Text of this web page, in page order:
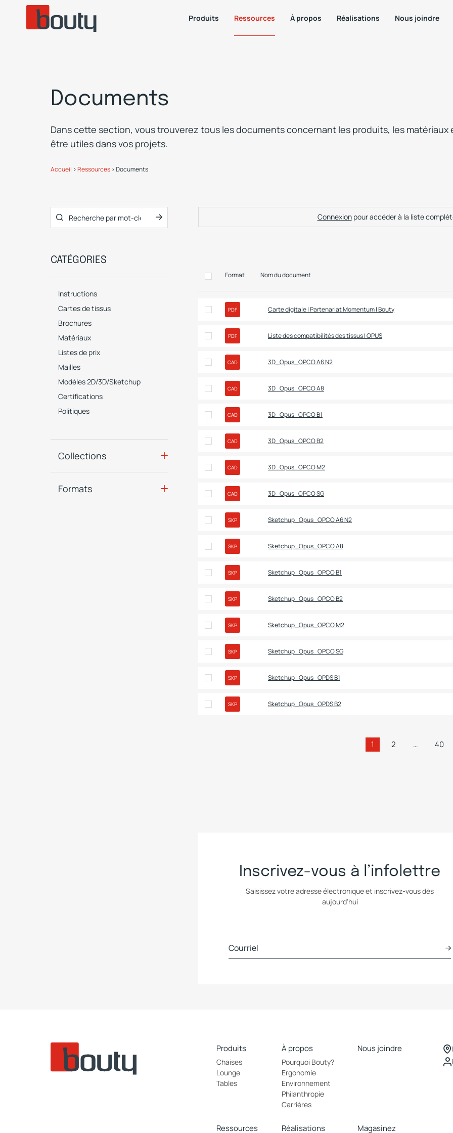
Produits Ressources À propos Réalisations Nous joindre
Documents
Dans cette section, vous trouverez tous les documents concernant les produits, les matériaux
être utiles dans vos projets.
Accueil >Ressources >Documents
CATÉGORIES
Instructions
Cartes de tissus
Brochures
Matériaux
Listes de prix
Mailles
Modèles 2D/3D/Sketchup
Certifications
Politiques
Collections
Formats
Connexionpour accéder à la liste
Format Nom du document
PDF Carte digitale | Partenariat Momentum | Bouty
PDF Liste des compatibilités des tissus | OPUS
CAD 3D_Opus_OPCO A6 N2
CAD 3D_Opus_OPCO A8
CAD 3D_Opus_OPCO B1
CAD 3D_Opus_OPCO B2
CAD 3D_Opus_OPCO M2
CAD 3D_Opus_OPCO SG
SKP Sketchup_Opus_OPCO A6 N2
SKP Sketchup_Opus_OPCO A8
SKP Sketchup_Opus_OPCO B1
SKP Sketchup_Opus_OPCO B2
SKP Sketchup_Opus_OPCO M2
SKP Sketchup_Opus_OPCO SG
SKP Sketchup_Opus_OPDS B1
SKP Sketchup_Opus_OPDS B2
1 2 … 40
Inscrivez-vous à l’infolettre
Saisissez votre adresse électronique et inscrivez-vous dès
aujourd'hui
Produits
Chaises
Lounge
Tables
Ressources
À propos
Pourquoi Bouty?
Ergonomie
Environnement
Philanthropie
Carrières
Réalisations
Nous joindre
Magasinez